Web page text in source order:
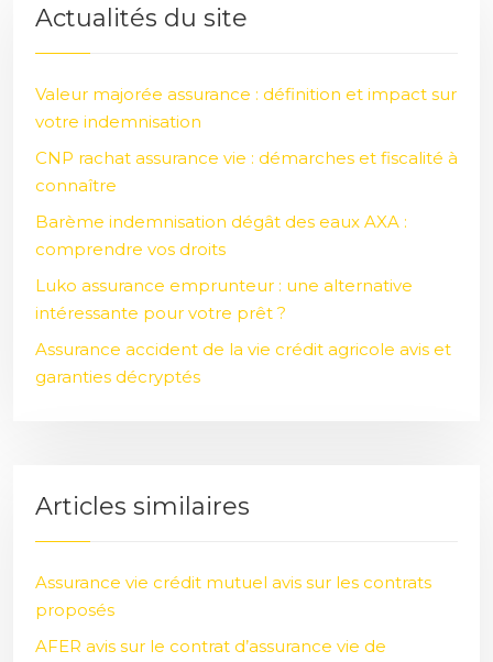
Actualités du site
Valeur majorée assurance : définition et impact sur
votre indemnisation
CNP rachat assurance vie : démarches et fiscalité à
connaître
Barème indemnisation dégât des eaux AXA :
comprendre vos droits
Luko assurance emprunteur : une alternative
intéressante pour votre prêt ?
Assurance accident de la vie crédit agricole avis et
garanties décryptés
Articles similaires
Assurance vie crédit mutuel avis sur les contrats
proposés
AFER avis sur le contrat d’assurance vie de